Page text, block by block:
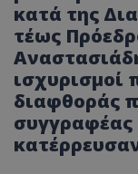
κατά της
τέως
ισχυρισμοί
διαφθοράς